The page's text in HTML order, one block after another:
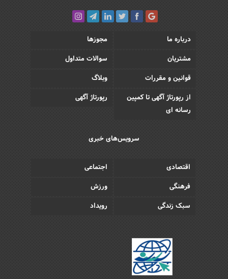
درباره ما
مجوزها
مشتریان
سوالات متداول
قوانین و مقررات
وبلاگ
از رپورتاژ آگهی تا کمپین
رسانه ای
رپورتاژ آگهی
سرویس‌های خبری
اقتصادی
اجتماعی
فرهنگی
ورزش
سبک زندگی
رویداد